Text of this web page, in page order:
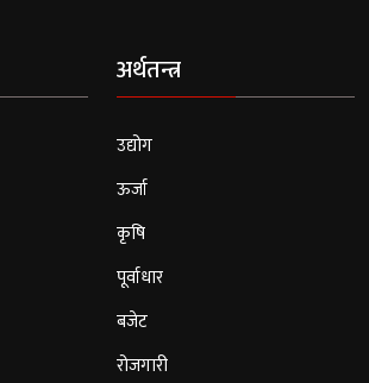
अर्थतन्त्र
उद्योग
ऊर्जा
कृषि
पूर्वाधार
बजेट
रोजगारी